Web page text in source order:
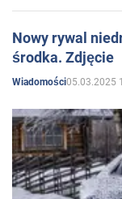
Nowy rywal
środka. Zdjęcie
Wiadomości05.03.2025